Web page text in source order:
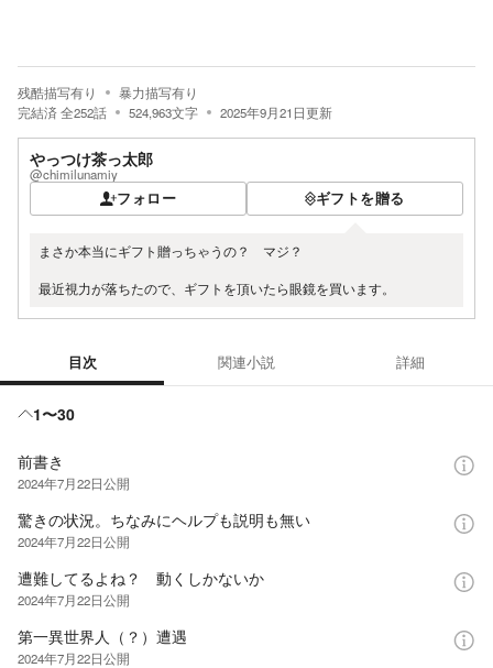
残酷描写有り
暴力描写有り
完結済全252話 524,963文字 2025年9月21日更新
やっつけ茶っ太郎
@chimilunamiy
フォロー ギフトを贈る
まさか本当にギフト贈っちゃうの？ マジ？
最近視力が落ちたので、ギフトを頂いたら眼鏡を買います。
目次 関連小説 詳細
1〜30
前書き
2024年7月22日公開
驚きの状況。ちなみにヘルプも説明も無い
2024年7月22日公開
遭難してるよね？ 動くしかないか
2024年7月22日公開
第一異世界人（？）遭遇
2024年7月22日公開